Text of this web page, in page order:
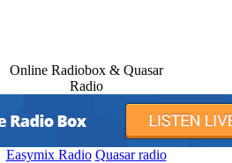
Online Radiobox & Quasar
Radio
Easymix Radio Quasar radio